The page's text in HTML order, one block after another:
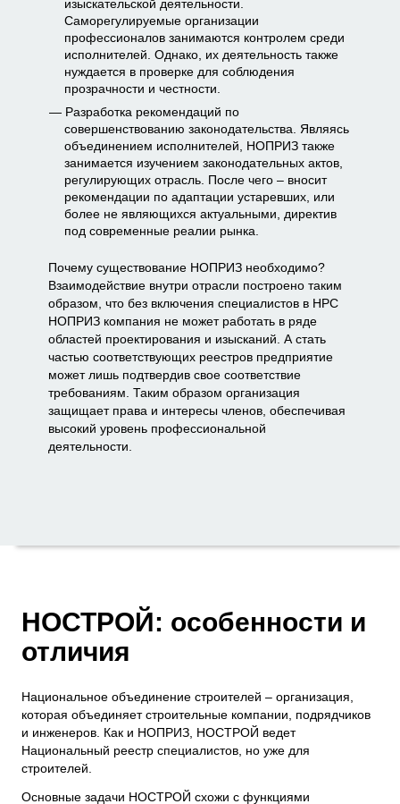
изыскательской деятельности.
Саморегулируемые организации
профессионалов занимаются контролем среди
исполнителей. Однако, их деятельность также
нуждается в проверке для соблюдения
прозрачности и честности.
Разработка рекомендаций по
совершенствованию законодательства. Являясь
объединением исполнителей, НОПРИЗ также
занимается изучением законодательных актов,
регулирующих отрасль. После чего – вносит
рекомендации по адаптации устаревших, или
более не являющихся актуальными, директив
под современные реалии рынка.
Почему существование НОПРИЗ необходимо?
Взаимодействие внутри отрасли построено таким
образом, что без включения специалистов в НРС
НОПРИЗ компания не может работать в ряде
областей проектирования и изысканий. А стать
частью соответствующих реестров предприятие
может лишь подтвердив свое соответствие
требованиям. Таким образом организация
защищает права и интересы членов, обеспечивая
высокий уровень профессиональной
деятельности.
НОСТРОЙ: особенности и
отличия
Национальное объединение строителей – организация,
которая объединяет строительные компании, подрядчиков
и инженеров. Как и НОПРИЗ, НОСТРОЙ ведет
Национальный реестр специалистов, но уже для
строителей.
Основные задачи НОСТРОЙ схожи с функциями